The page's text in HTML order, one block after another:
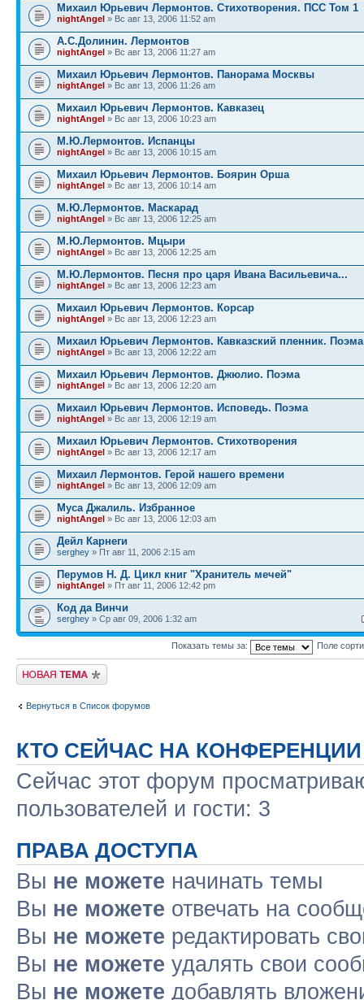
Михаил Юрьевич Лермонтов. Стихотворения. ПСС Том 1
nightAngel » Вс авг 13, 2006 11:52 am
А.С.Долинин. Лермонтов
nightAngel » Вс авг 13, 2006 11:27 am
Михаил Юрьевич Лермонтов. Панорама Москвы
nightAngel » Вс авг 13, 2006 11:26 am
Михаил Юрьевич Лермонтов. Кавказец
nightAngel » Вс авг 13, 2006 10:23 am
М.Ю.Лермонтов. Испанцы
nightAngel » Вс авг 13, 2006 10:15 am
Михаил Юрьевич Лермонтов. Боярин Орша
nightAngel » Вс авг 13, 2006 10:14 am
М.Ю.Лермонтов. Маскарад
nightAngel » Вс авг 13, 2006 12:25 am
М.Ю.Лермонтов. Мцыри
nightAngel » Вс авг 13, 2006 12:25 am
М.Ю.Лермонтов. Песня про царя Ивана Васильевича...
nightAngel » Вс авг 13, 2006 12:23 am
Михаил Юрьевич Лермонтов. Корсар
nightAngel » Вс авг 13, 2006 12:23 am
Михаил Юрьевич Лермонтов. Кавказский пленник. Поэма
nightAngel » Вс авг 13, 2006 12:22 am
Михаил Юрьевич Лермонтов. Джюлио. Поэма
nightAngel » Вс авг 13, 2006 12:20 am
Михаил Юрьевич Лермонтов. Исповедь. Поэма
nightAngel » Вс авг 13, 2006 12:19 am
Михаил Юрьевич Лермонтов. Стихотворения
nightAngel » Вс авг 13, 2006 12:17 am
Михаил Лермонтов. Герой нашего времени
nightAngel » Вс авг 13, 2006 12:09 am
Муса Джалиль. Избранное
nightAngel » Вс авг 13, 2006 12:03 am
Дейл Карнеги
serghey » Пт авг 11, 2006 2:15 am
Перумов Н. Д. Цикл книг "Хранитель мечей"
nightAngel » Пт авг 11, 2006 12:42 pm
Код да Винчи
serghey » Ср авг 09, 2006 1:32 am
Показать темы за: Поле
Новая тема
Вернуться в Список форумов
КТО СЕЙЧАС НА КОНФЕРЕНЦИИ
Сейчас этот форум
пользователей и гости: 3
ПРАВА ДОСТУПА
Вы не можете начинать темы
Вы не можете отвечать на
Вы не можете редактировать
Вы не можете удалять свои
Вы не можете добавлять